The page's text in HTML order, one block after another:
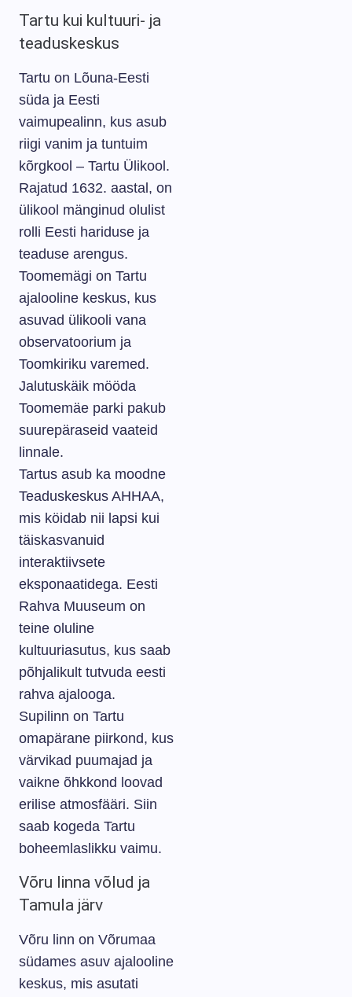
Tartu kui kultuuri- ja
teaduskeskus
Tartu on Lõuna-Eesti
süda ja Eesti
vaimupealinn, kus asub
riigi vanim ja tuntuim
kõrgkool – Tartu Ülikool.
Rajatud 1632. aastal, on
ülikool mänginud olulist
rolli Eesti hariduse ja
teaduse arengus.
Toomemägi on Tartu
ajalooline keskus, kus
asuvad ülikooli vana
observatoorium ja
Toomkiriku varemed.
Jalutuskäik mööda
Toomemäe parki pakub
suurepäraseid vaateid
linnale.
Tartus asub ka moodne
Teaduskeskus AHHAA,
mis köidab nii lapsi kui
täiskasvanuid
interaktiivsete
eksponaatidega. Eesti
Rahva Muuseum on
teine oluline
kultuuriasutus, kus saab
põhjalikult tutvuda eesti
rahva ajalooga.
Supilinn on Tartu
omapärane piirkond, kus
värvikad puumajad ja
vaikne õhkkond loovad
erilise atmosfääri. Siin
saab kogeda Tartu
boheemlaslikku vaimu.
Võru linna võlud ja
Tamula järv
Võru linn on Võrumaa
südames asuv ajalooline
keskus, mis asutati